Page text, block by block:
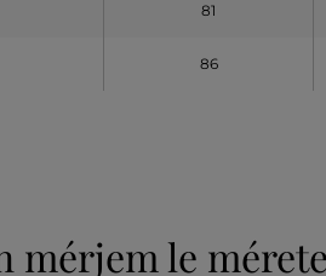
81
86
mérjem le